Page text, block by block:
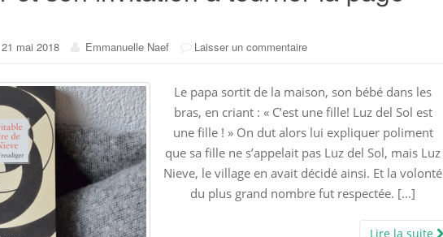
21 mai 2018 Emmanuelle Naef Laisser un commentaire
Le papa sortit de la maison, son bébé dans les
bras, en criant : « C’est une fille! Luz del Sol est
une fille ! » On dut alors lui expliquer poliment
que sa fille ne s’appelait pas Luz del Sol, mais Luz
Nieve, le village en avait décidé ainsi. Et la volonté
du plus grand nombre fut respectée. […]
Lire la suite